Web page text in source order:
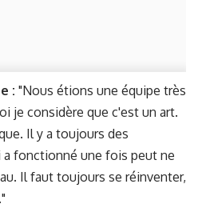
: "Nous étions une équipe très
je considère que c'est un art.
Il y a toujours des
a fonctionné une fois peut ne
Il faut toujours se réinventer,